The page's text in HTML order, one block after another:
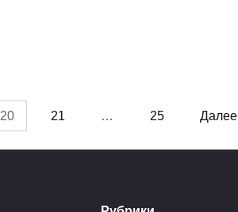
20 21 … 25 Далее